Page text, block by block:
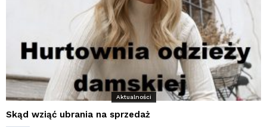
Aktualności
Skąd wziąć ubrania na sprzedaż